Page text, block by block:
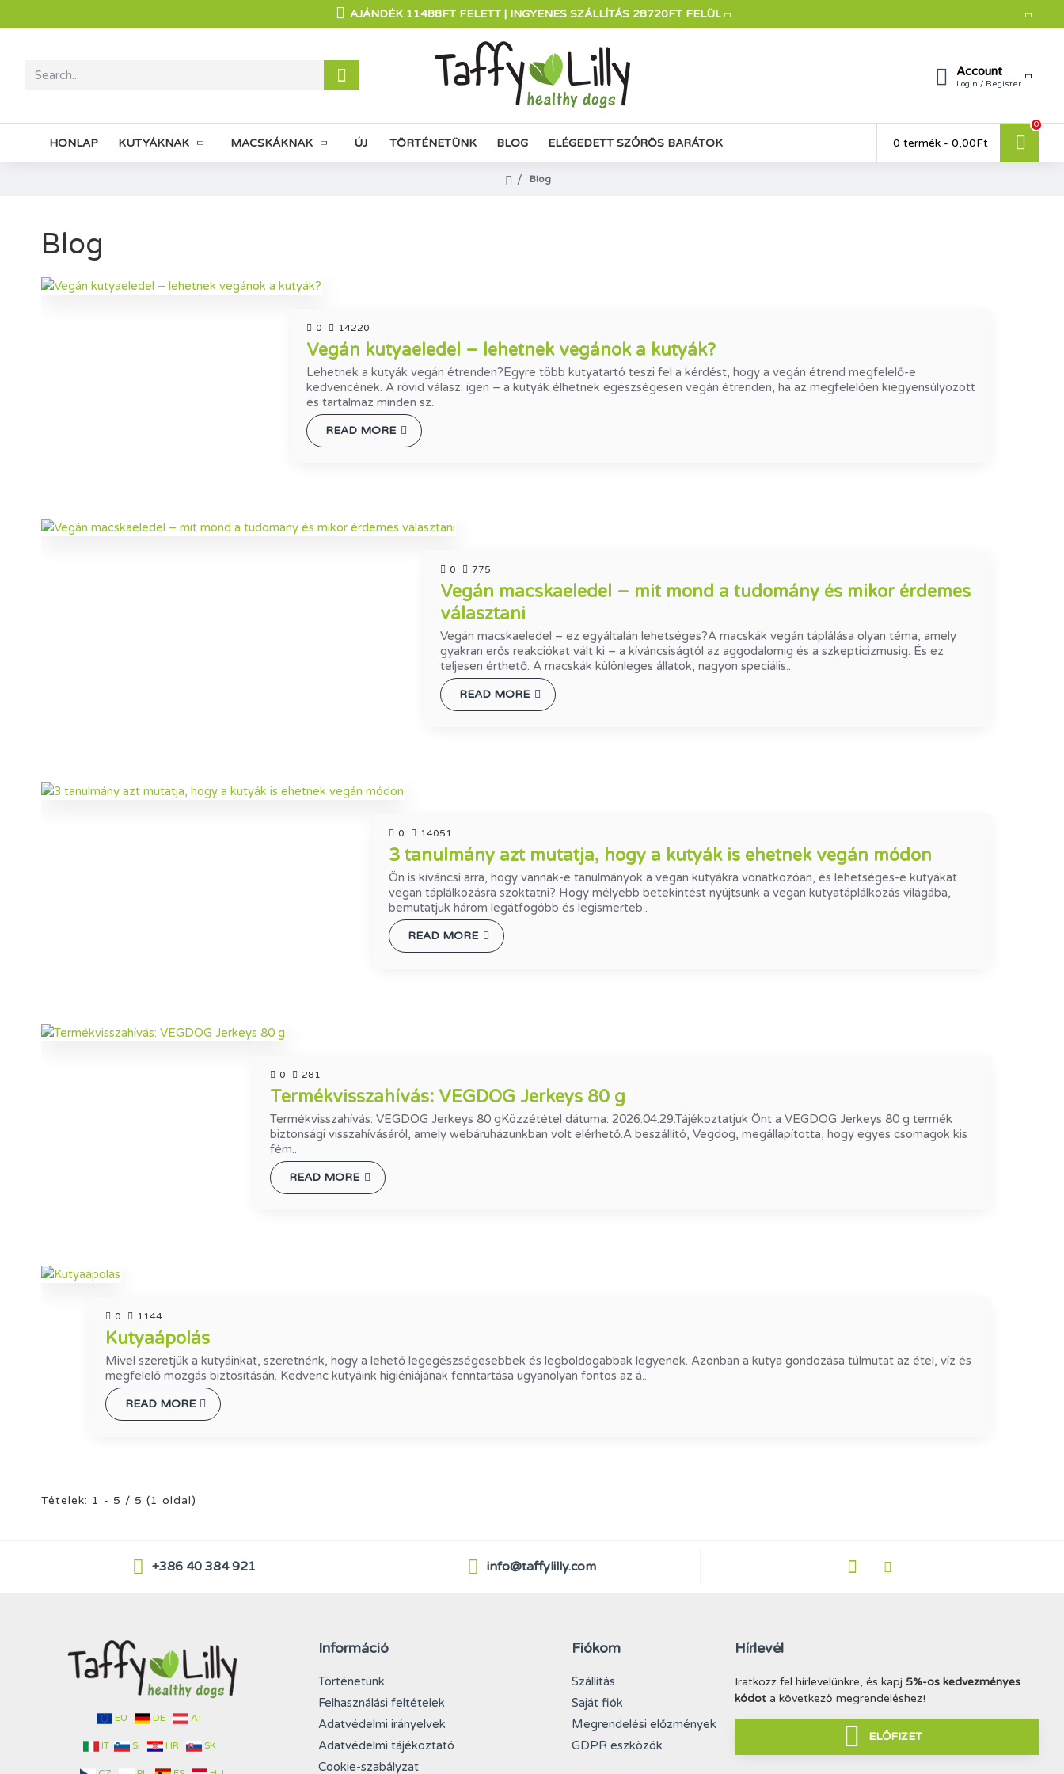
AJÁNDÉK 11488FT FELETT | INGYENES SZÁLLÍTÁS 28720FT FELÜL
Account
Login / Register
HONLAP KUTYÁKNAK MACSKÁKNAK ÚJ TÖRTÉNETÜNK BLOG ELÉGEDETT SZŐRÖS BARÁTOK 0 termék - 0,00Ft
0
Blog
Blog
0 14220
Vegán kutyaeledel – lehetnek vegánok a kutyák?
Lehetnek a kutyák vegán étrenden?Egyre több kutyatartó teszi fel a kérdést, hogy a vegán étrend megfelelő-e
kedvencének. A rövid válasz: igen – a kutyák élhetnek egészségesen vegán étrenden, ha az megfelelően kiegyensúlyozott
és tartalmaz minden sz..
READ MORE
0 775
Vegán macskaeledel – mit mond a tudomány és mikor érdemes
választani
Vegán macskaeledel – ez egyáltalán lehetséges?A macskák vegán táplálása olyan téma, amely
gyakran erős reakciókat vált ki – a kíváncsiságtól az aggodalomig és a szkepticizmusig. És ez
teljesen érthető. A macskák különleges állatok, nagyon speciális..
READ MORE
0 14051
3 tanulmány azt mutatja, hogy a kutyák is ehetnek vegán módon
Ön is kíváncsi arra, hogy vannak-e tanulmányok a vegan kutyákra vonatkozóan, és lehetséges-e kutyákat
vegan táplálkozásra szoktatni? Hogy mélyebb betekintést nyújtsunk a vegan kutyatáplálkozás világába,
bemutatjuk három legátfogóbb és legismerteb..
READ MORE
0 281
Termékvisszahívás: VEGDOG Jerkeys 80 g
Termékvisszahívás: VEGDOG Jerkeys 80 gKözzététel dátuma: 2026.04.29.Tájékoztatjuk Önt a VEGDOG Jerkeys 80 g termék
biztonsági visszahívásáról, amely webáruházunkban volt elérhető.A beszállító, Vegdog, megállapította, hogy egyes csomagok kis
fém..
READ MORE
0 1144
Kutyaápolás
Mivel szeretjük a kutyáinkat, szeretnénk, hogy a lehető legegészségesebbek és legboldogabbak legyenek. Azonban a kutya gondozása túlmutat az étel, víz és
megfelelő mozgás biztosításán. Kedvenc kutyáink higiéniájának fenntartása ugyanolyan fontos az á..
READ MORE
Tételek: 1 - 5 / 5 (1 oldal)
+386 40 384 921 info@taffylilly.com
EU DE AT
IT SI HR SK
Információ
Történetünk
Felhasználási feltételek
Adatvédelmi irányelvek
Adatvédelmi tájékoztató
Cookie-szabályzat
Fiókom
Szállítás
Saját fiók
Megrendelési előzmények
GDPR eszközök
Hírlevél
Iratkozz fel hírlevelünkre, és kapj 5%-os kedvezményes
kódot a következő megrendeléshez!
ELŐFIZET